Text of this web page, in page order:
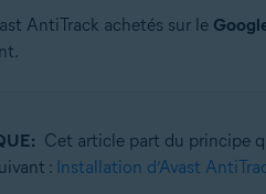
AntiTrack achetés sur le
Cet article part du principe
: Installation d’Avast